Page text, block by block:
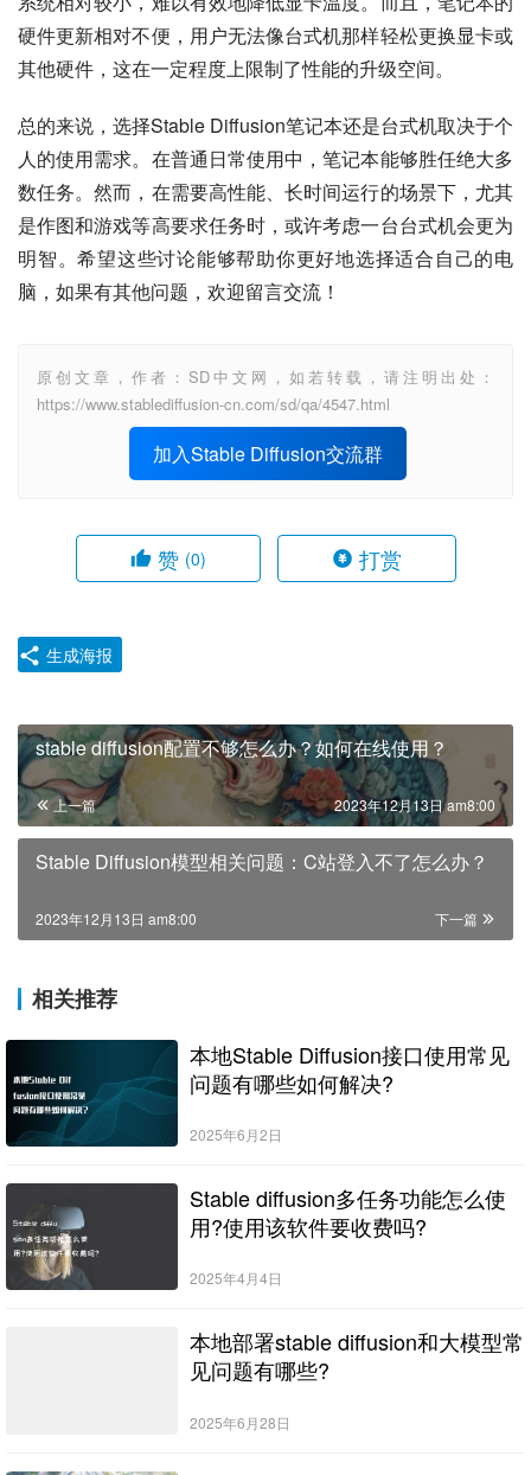
硬件更新相对不便，用户无法像台式机那样轻松更换显卡或
其他硬件，这在一定程度上限制了性能的升级空间。
总的来说，选择Stable Diffusion笔记本还是台式机取决于个
人的使用需求。在普通日常使用中，笔记本能够胜任绝大多
数任务。然而，在需要高性能、长时间运行的场景下，尤其
是作图和游戏等高要求任务时，或许考虑一台台式机会更为
明智。希望这些讨论能够帮助你更好地选择适合自己的电
脑，如果有其他问题，欢迎留言交流！
原创文章，作者：SD中文网，如若转载，请注明出处：
https://www.stablediffusion-cn.com/sd/qa/4547.html
加入Stable Diffusion交流群
赞 (0) 打赏
生成海报
stable diffusion配置不够怎么办？如何在线使用？
上一篇 2023年12月13日 am8:00
Stable Diffusion模型相关问题：C站登入不了怎么办？
下一篇
2023年12月13日 am8:00
相关推荐
本地Stable Diffusion接口使用常见
问题有哪些如何解决?
2025年6月2日
Stable diffusion多任务功能怎么使
用?使用该软件要收费吗?
2025年4月4日
本地部署stable diffusion和大模型常
见问题有哪些?
2025年6月28日